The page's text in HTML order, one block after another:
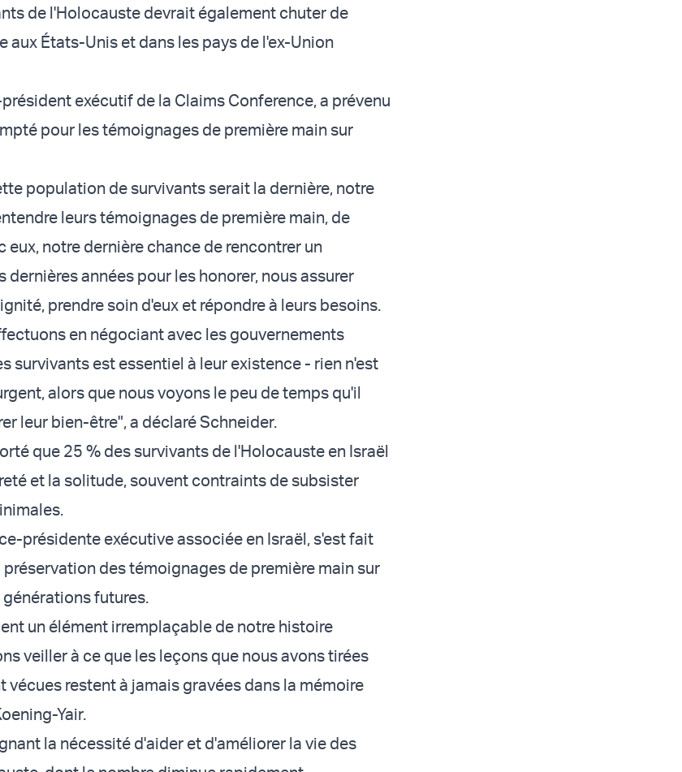
de l'Holocauste devrait également chuter de
aux États-Unis et dans les pays de l'ex-Union
exécutif de la Claims Conference, a prévenu
pour les témoignages de première main sur
population de survivants serait la dernière, notre
leurs témoignages de première main, de
eux, notre dernière chance de rencontrer un
dernières années pour les honorer, nous assurer
prendre soin d'eux et répondre à leurs besoins.
en négociant avec les gouvernements
survivants est essentiel à leur existence - rien n'est
alors que nous voyons le peu de temps qu'il
leur bien-être", a déclaré Schneider.
que 25 % des survivants de l'Holocauste en Israël
et la solitude, souvent contraints de subsister
présidente exécutive associée en Israël, s'est fait
des témoignages de première main sur
futures.
un élément irremplaçable de notre histoire
veiller à ce que les leçons que nous avons tirées
vécues restent à jamais gravées dans la mémoire
Yair.
la nécessité d'aider et d'améliorer la vie des